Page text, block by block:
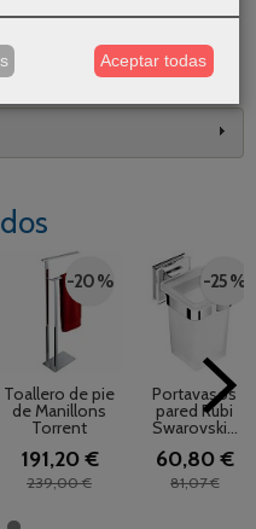
royo diseno calidad
-20 %
Toallero de pie
de Manillons
Torrent
191,20 €
239,00 €
-25 %
Portavasos
pared Rubi
Swarovski...
60,80 €
81,07 €
Aceptar todas